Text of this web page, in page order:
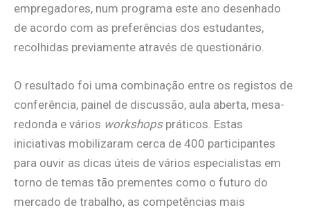
empregadores, num programa este ano desenhado
de acordo com as preferências dos estudantes,
recolhidas previamente através de questionário.
O resultado foi uma combinação entre os registos de
conferência, painel de discussão, aula aberta, mesa-
redonda e vários workshopspráticos. Estas
iniciativas mobilizaram cerca de 400 participantes
para ouvir as dicas úteis de vários especialistas em
torno de temas tão prementes como o futuro do
mercado de trabalho, as competências mais